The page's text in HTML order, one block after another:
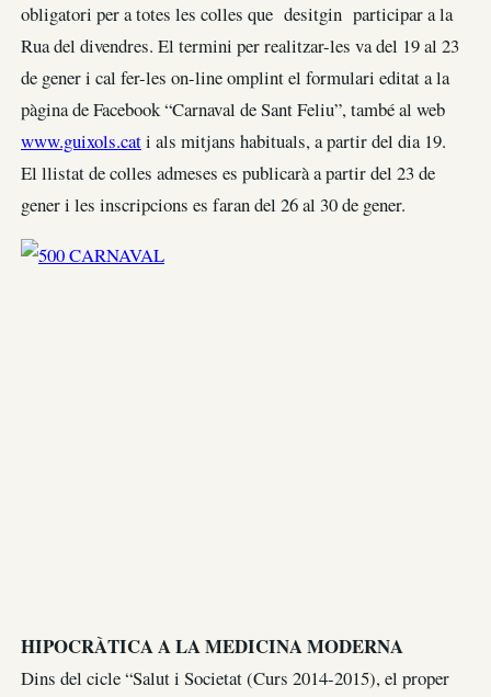
obligatori per a totes les colles que desitgin participar a la
Rua del divendres. El termini per realitzar-les va del 19 al 23
de gener i cal fer-les on-line omplint el formulari editat a la
pàgina de Facebook “Carnaval de Sant Feliu”, també al web
www.guixols.cati als mitjans habituals, a partir del dia 19.
El llistat de colles admeses es publicarà a partir del 23 de
gener i les inscripcions es faran del 26 al 30 de gener.
HIPOCRÀTICA A LA MEDICINA MODERNA
Dins del cicle “Salut i Societat (Curs 2014-2015), el proper